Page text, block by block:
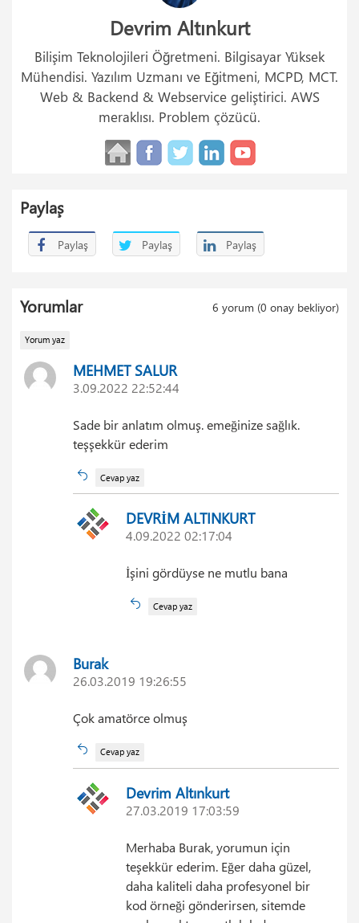
Devrim Altınkurt
Bilişim Teknolojileri Öğretmeni. Bilgisayar Yüksek
Mühendisi. Yazılım Uzmanı ve Eğitmeni, MCPD, MCT.
Web & Backend & Webservice geliştirici. AWS
meraklısı. Problem çözücü.
Paylaş
Paylaş Paylaş Paylaş
6 yorum (0 onay bekliyor)
Yorumlar
Yorum yaz
MEHMET SALUR
3.09.2022 22:52:44
Sade bir anlatım olmuş. emeğinize sağlık.
teşşekkür ederim
Cevap yaz
DEVRİM ALTINKURT
4.09.2022 02:17:04
İşini gördüyse ne mutlu bana
Cevap yaz
Burak
26.03.2019 19:26:55
Çok amatörce olmuş
Cevap yaz
Devrim Altınkurt
27.03.2019 17:03:59
Merhaba Burak, yorumun için
teşekkür ederim. Eğer daha güzel,
daha kaliteli daha profesyonel bir
kod örneği gönderirsen, sitemde